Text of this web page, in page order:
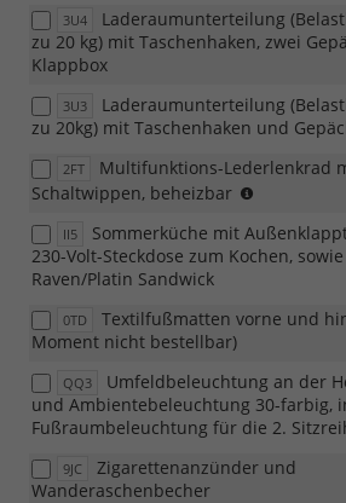
3U4
Laderaumunterteilung
zu 20 kg) mit Taschenhaken, zwei
Klappbox
3U3
Laderaumunterteilung
zu 20kg) mit Taschenhaken und
2FT
Multifunktions-Lederlenkrad
Schaltwippen, beheizbar
6I6
II5
Sommerküche mit
230-Volt-Steckdose zum Kochen,
Raven/Platin Sandwick
0TD
Textilfußmatten vorne und
Moment nicht bestellbar)
QQ3
Umfeldbeleuchtung an der
und Ambientebeleuchtung 30-farbig,
Fußraumbeleuchtung für die 2.
9JC
Zigarettenanzünder und
Wanderaschenbecher